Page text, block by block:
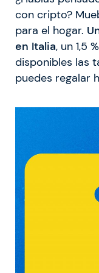
con cripto?
para el hogar.
en Italia, un 1,5
disponibles las
puedes regalar